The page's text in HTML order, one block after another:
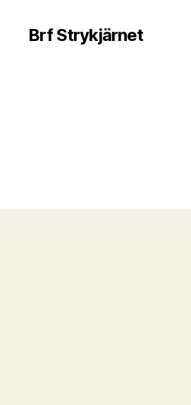
Brf Strykjärnet